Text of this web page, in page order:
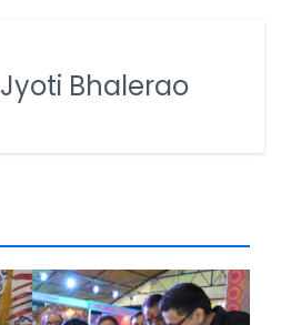
Jyoti Bhalerao